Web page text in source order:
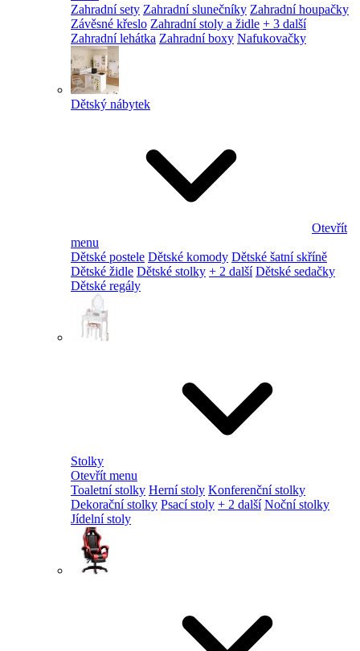
Zahradní sety Zahradní slunečníky Zahradní houpačky
Závěsné křeslo Zahradní stoly a židle + 3 další
Zahradní lehátka Zahradní boxy Nafukovačky
Dětský nábytek
Otevřít
menu
Dětské postele Dětské komody Dětské šatní skříně
Dětské židle Dětské stolky + 2 další Dětské sedačky
Dětské regály
Stolky
Otevřít menu
Toaletní stolky Herní stoly Konferenční stolky
Dekorační stolky Psací stoly + 2 další Noční stolky
Jídelní stoly